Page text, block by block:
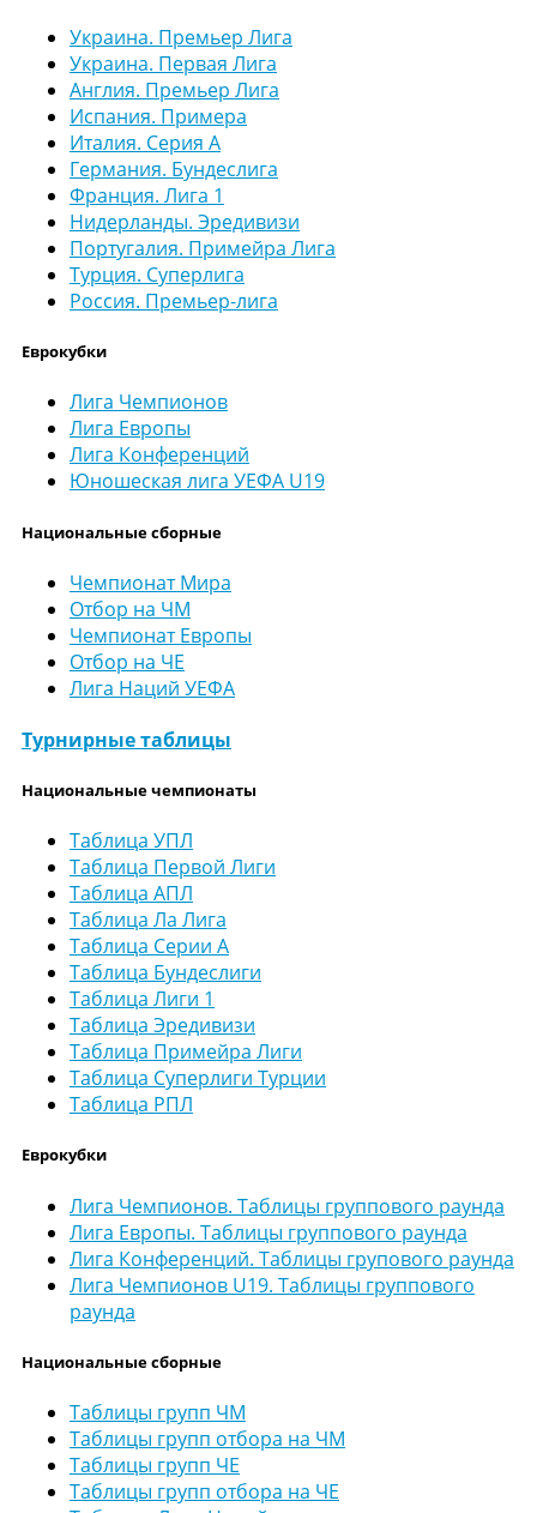
Украина. Премьер Лига
Украина. Первая Лига
Англия. Премьер Лига
Испания. Примера
Италия. Серия А
Германия. Бундеслига
Франция. Лига 1
Нидерланды. Эредивизи
Португалия. Примейра Лига
Турция. Суперлига
Россия. Премьер-лига
Еврокубки
Лига Чемпионов
Лига Европы
Лига Конференций
Юношеская лига УЕФА U19
Национальные сборные
Чемпионат Мира
Отбор на ЧМ
Чемпионат Европы
Отбор на ЧЕ
Лига Наций УЕФА
Турнирные таблицы
Национальные чемпионаты
Таблица УПЛ
Таблица Первой Лиги
Таблица АПЛ
Таблица Ла Лига
Таблица Серии А
Таблица Бундеслиги
Таблица Лиги 1
Таблица Эредивизи
Таблица Примейра Лиги
Таблица Суперлиги Турции
Таблица РПЛ
Еврокубки
Лига Чемпионов. Таблицы группового раунда
Лига Европы. Таблицы группового раунда
Лига Конференций. Таблицы групового раунда
Лига Чемпионов U19. Таблицы группового
раунда
Национальные сборные
Таблицы групп ЧМ
Таблицы групп отбора на ЧМ
Таблицы групп ЧЕ
Таблицы групп отбора на ЧЕ